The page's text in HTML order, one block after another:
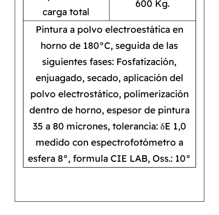
carga total
600 Kg.
Pintura a polvo electroestática en
horno de 180°C, seguida de las
siguientes fases: Fosfatización,
enjuagado, secado, aplicación del
polvo electrostático, polimerización
dentro de horno, espesor de pintura
35 a 80 micrones, tolerancia: δE 1,0
medido con espectrofotómetro a
esfera 8°, formula CIE LAB, Oss.: 10°